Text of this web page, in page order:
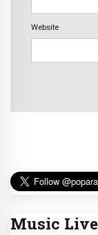
Website
Music Live